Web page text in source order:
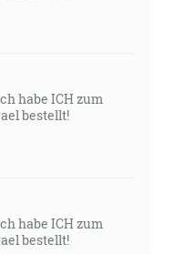
habe ICH zum
bestellt!
habe ICH zum
bestellt!